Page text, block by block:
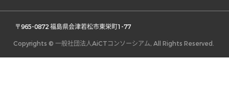
〒965-0872 福島県会津若松市東栄町1-77
Copyrights © 一般社団法人AiCTコンソーシアム, All Rights Reserved.